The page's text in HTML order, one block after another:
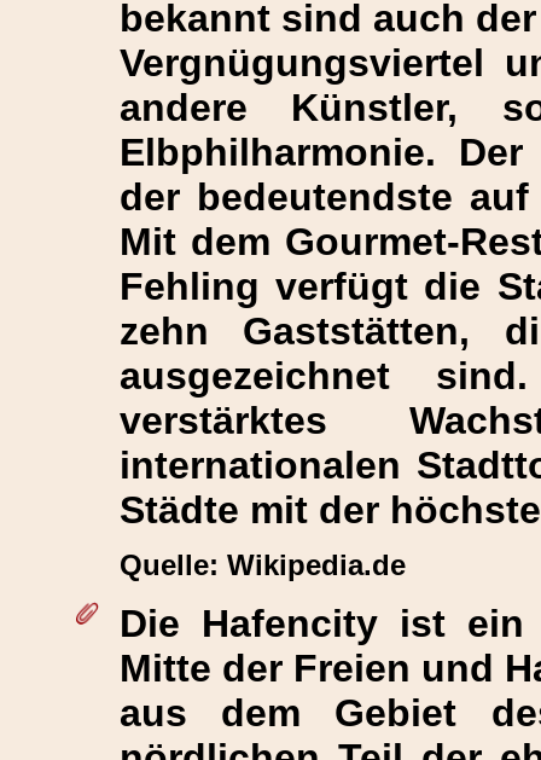
bekannt sind auch
Vergnügungsviertel
andere Künstler,
Elbphilharmonie.
der bedeutendste
Mit dem Gourmet-
Fehling verfügt die
zehn Gaststätten,
ausgezeichnet
verstärktes
internationalen
Städte mit der
Quelle: Wikipedia.de
Die Hafencityist ein
Mitte der Freien und
aus dem Gebiet